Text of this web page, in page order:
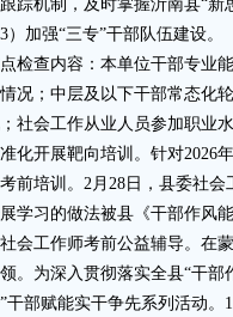
踪机制，及时掌握沂南县“新
3）加强“三专”干部队伍建设。
检查内容：本单位干部专业
况；中层及以下干部常态化
社会工作从业人员参加职业
化开展靶向培训。针对2026
前培训。2月28日，县委社
学习的做法被县《干部作风
会工作师考前公益辅导。在
。为深入贯彻落实全县“干部
干部赋能实干争先系列活动